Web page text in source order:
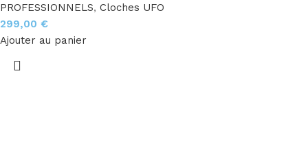
PROFESSIONNELS, Cloches UFO
299,00 €
Ajouter au panier